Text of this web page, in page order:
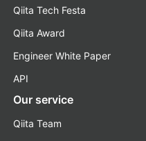
Qiita Tech Festa
Qiita Award
Engineer White Paper
API
Our service
Qiita Team